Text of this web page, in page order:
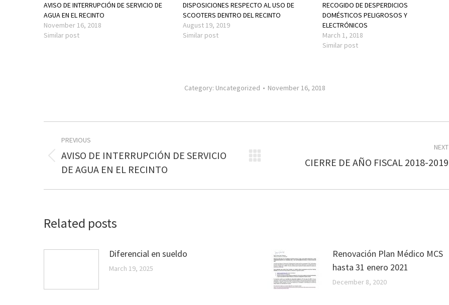
AVISO DE INTERRUPCIÓN DE SERVICIO DE
AGUA EN EL RECINTO
November 16, 2018
Similar post
DISPOSICIONES RESPECTO AL USO DE
SCOOTERS DENTRO DEL RECINTO
August 19, 2019
Similar post
RECOGIDO DE DESPERDICIOS
DOMÉSTICOS PELIGROSOS Y
ELECTRÓNICOS
March 1, 2018
Similar post
Category: Uncategorized November 16, 2018
navigation
PREVIOUS
Previous
post:
AVISO DE INTERRUPCIÓN DE SERVICIO
DE AGUA EN EL RECINTO
NEXT
CIERRE DE AÑO FISCAL 2018-2019
Related posts
Diferencial en sueldo
March 19, 2025
Renovación Plan Médico MCS
hasta 31 enero 2021
December 8, 2020